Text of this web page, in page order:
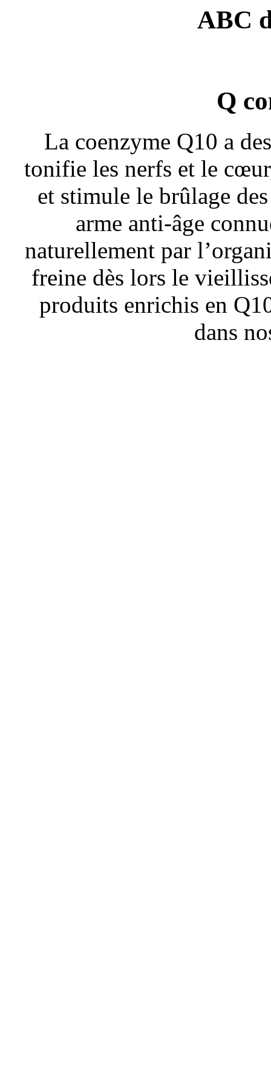
ABC
Q
La coenzyme Q10 a
tonifie les nerfs et le
et stimule le brûlage
arme anti-âge
naturellement par
freine dès lors le
produits enrichis en
dans